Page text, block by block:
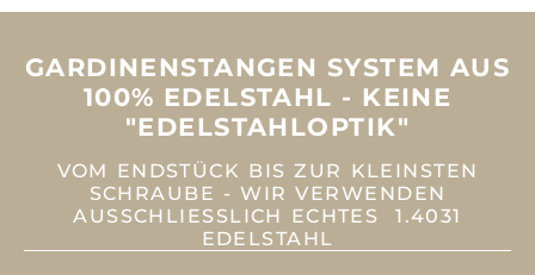
GARDINENSTANGEN SYSTEM AUS
100% EDELSTAHL - KEINE
"EDELSTAHLOPTIK"
VOM ENDSTÜCK BIS ZUR KLEINSTEN
SCHRAUBE - WIR VERWENDEN
AUSSCHLIESSLICH ECHTES 1.4031 E
DELSTAHL